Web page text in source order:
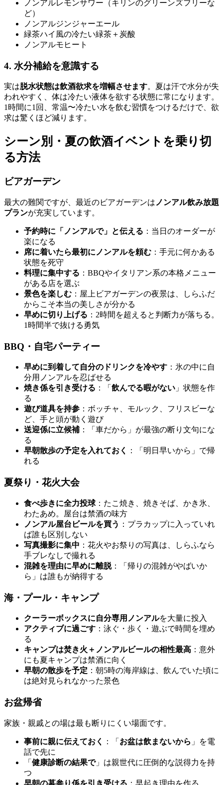
ノンアルレモンサワー（キリンのグリーンズフリーな
ど）
ノンアルジンジャーエール
緑茶ハイ風の冷たい緑茶＋炭酸
ノンアルモヒート
4. 水分補給を意識する
実は脱水状態は飲酒欲求を増幅させます。夏は汗で水分が失
われやすく、体は冷たい液体を欲する状態に常になります。
1時間に1回、常温〜冷たい水を飲む習慣をつけるだけで、欲
求は驚くほど減ります。
シーン別・夏の飲酒イベントを乗り切
る方法
ビアガーデン
最大の難関ですが、最近のビアガーデンは ノンアル飲み放題
プランが充実しています。
予約時に「ノンアルで」と伝える ：当日のオーダーが
楽になる
席に着いたら最初にノンアルを頼む ：手元に何かある
状態を死守
料理に集中する ：BBQやイタリアン系の本格メニュー
がある店を選ぶ
景色を楽しむ ：屋上ビアガーデンの夜景は、しらふだ
からこそ本当の美しさが分かる
早めに切り上げる ：2時間を超えると判断力が落ちる。
1時間半で抜ける勇気
BBQ・自宅パーティー
早めに到着して自分のドリンクを冷やす ：氷の中に自
分用ノンアルを忍ばせる
焼き係を引き受ける ：「 飲んでる暇がない 」状態を作
る
遊び道具を持参 ：ボッチャ、モルック、フリスビーな
ど、手と頭が動く遊び
送迎係に立候補 ：「車だから」が最強の断り文句にな
る
早朝散歩の予定を入れておく
：「明日早いから」で帰
れる
夏祭り・花火大会
食べ歩きに全力投球：たこ焼き、焼きそば、かき氷、
わたあめ。屋台は禁酒の味方
ノンアル屋台ビールを買う ：プラカップに入っていれ
ば誰も区別しない
写真撮影に集中 ：花火やお祭りの写真は、しらふなら
手ブレなしで撮れる
混雑を理由に早めに離脱：「帰りの混雑がやばいか
ら」は誰もが納得する
海・プール・キャンプ
クーラーボックスに自分専用ノンアルを大量に投入
アクティブに過ごす ：泳ぐ・歩く・遊ぶで時間を埋め
る
キャンプは焚き火＋ノンアルビールの相性最高 ：意外
にも夏キャンプは禁酒に向く
早朝の散歩を予定 ：朝5時の海岸線は、飲んでいた頃に
は絶対見られなかった景色
お盆帰省
家族・親戚との場は最も断りにくい場面です。
事前に親に伝えておく ：「 お盆は飲まないから 」を電
話で先に
「 健康診断の結果で」は親世代に圧倒的な説得力を持
つ
早朝の墓参り係を引き受ける ：早起き理由を作る